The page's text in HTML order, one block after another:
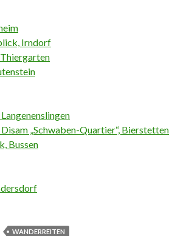
Irndorf
„Schwaben-Quartier“, Bierstetten
Bussen
WANDERREITEN